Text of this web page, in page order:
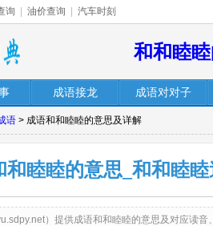
询 油价查询 汽车时刻
和和睦
成语接龙 成语对对子
语 > 成语和和睦睦的意思及详解
和睦睦的意思_和和睦
）提供成语和和睦睦的意思及对应读